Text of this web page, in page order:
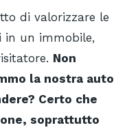
di valorizzare le
in un immobile,
Non
la nostra auto
Certo che
soprattutto